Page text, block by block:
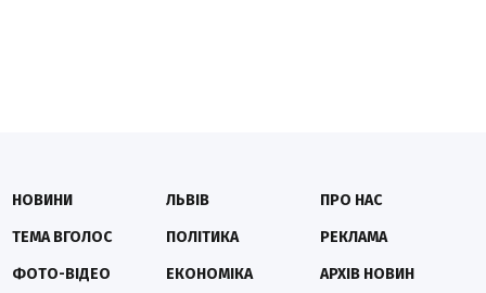
НОВИНИ
ТЕМА ВГОЛОС
ФОТО-ВІДЕО
ЛЬВІВ
ПОЛІТИКА
ЕКОНОМІКА
ПРО НАС
РЕКЛАМА
АРХІВ НОВИН